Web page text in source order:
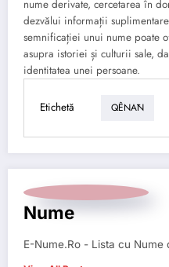
nume derivate, cercetarea în
dezvălui informații
semnificației unui nume poate
asupra istoriei și culturii sale,
identitatea unei persoane.
Etichetă QÊNĀN
Nume
E-Nume.Ro - Lista cu Nume